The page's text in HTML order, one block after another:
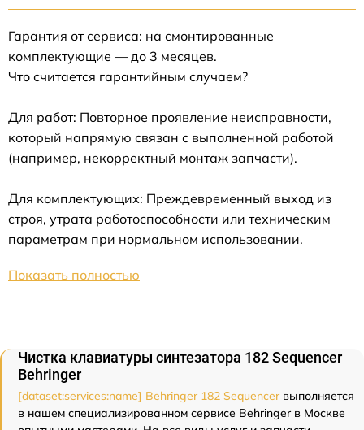
Гарантия от сервиса: на смонтированные
комплектующие — до 3 месяцев.
Что считается гарантийным случаем?
Для работ: Повторное проявление неисправности,
который напрямую связан с выполненной работой
(например, некорректный монтаж запчасти).
Для комплектующих: Преждевременный выход из
строя, утрата работоспособности или техническим
параметрам при нормальном использовании.
Показать полностью
Чистка клавиатуры синтезатора 182 Sequencer
Behringer
[dataset:services:name] Behringer 182 Sequencer выполняется
в нашем специализированном сервисе Behringer в Москве